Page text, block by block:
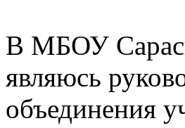
В МБОУ
являюсь
объединения